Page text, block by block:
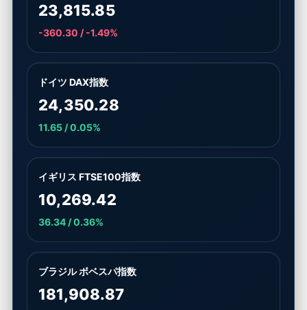
23,815.85
-360.30 / -1.49%
ドイツ DAX指数
24,350.28
11.65 / 0.05%
イギリス FTSE100指数
10,269.42
36.34 / 0.36%
ブラジル ボベスパ指数
181,908.87